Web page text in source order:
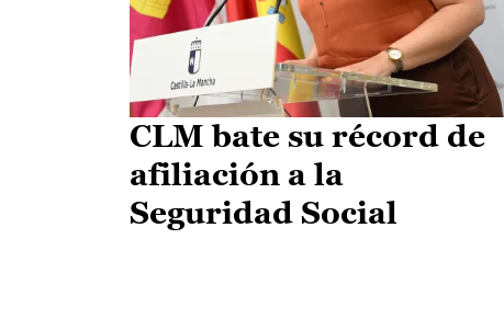
CLM bate su récord de
afiliación a la
Seguridad Social